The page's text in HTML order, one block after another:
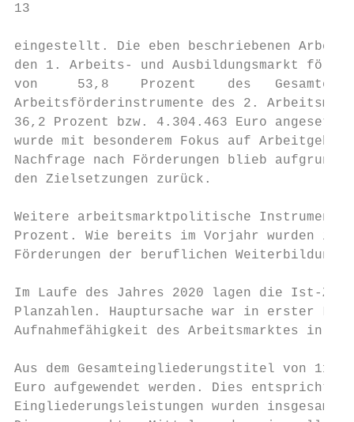
13
eingestellt. Die eben beschriebenen
den 1. Arbeits- und Ausbildungsmarkt
von     53,8    Prozent    des
Arbeitsförderinstrumente des 2.
36,2 Prozent bzw. 4.304.463 Euro
wurde mit besonderem Fokus auf
Nachfrage nach Förderungen blieb
den Zielsetzungen zurück.
Weitere arbeitsmarktpolitische
Prozent. Wie bereits im Vorjahr wurden
Förderungen der beruflichen Weiterbildung
Im Laufe des Jahres 2020 lagen die Ist-
Planzahlen. Hauptursache war in erster
Aufnahmefähigkeit des Arbeitsmarktes in
Aus dem Gesamteingliederungstitel von
Euro aufgewendet werden. Dies entspricht
Eingliederungsleistungen wurden insgesamt